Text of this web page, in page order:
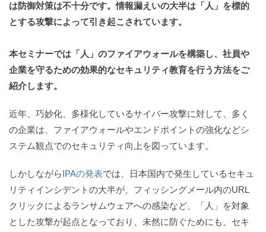
は防御対策は不十分です。情報漏えいの大半は「人」を標的
とする攻撃によって引き起こされています。
本セミナーでは「人」のファイアウォールを構築し、社員や
企業を守るための効果的なセキュリティ教育を行う方法をご
紹介します。
近年、巧妙化、多様化しているサイバー攻撃に対して、多く
の企業は、ファイアウォールやエンドポイントの強化などシ
ステム観点でのセキュリティ向上を図っています。
しかしながらIPAの発表では、日本国内で発生しているセキュ
リティインシデントの大半が、フィッシングメール内のURL
クリックによるランサムウェアへの感染など、「人」を対象
とした攻撃が起点となっており、未然に防ぐためにも、セキ